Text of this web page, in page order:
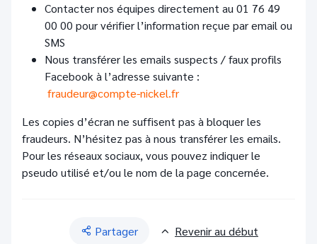
Contacter nos équipes directement au 01 76 49
00 00 pour vérifier l’information reçue par email ou
SMS
Nous transférer les emails suspects / faux profils
Facebook à l’adresse suivante :
fraudeur@compte-nickel.fr
Les copies d’écran ne suffisent pas à bloquer les
fraudeurs. N’hésitez pas à nous transférer les emails.
Pour les réseaux sociaux, vous pouvez indiquer le
pseudo utilisé et/ou le nom de la page concernée.
Partager Revenir au début